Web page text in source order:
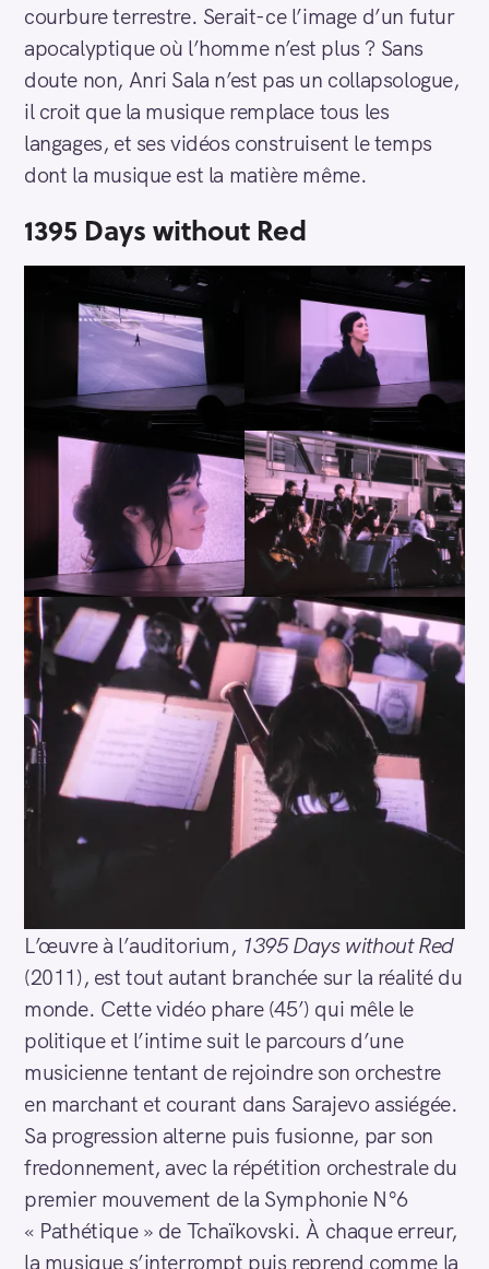
courbure terrestre. Serait-ce l’image d’un futur
apocalyptique où l’homme n’est plus ? Sans
doute non, Anri Sala n’est pas un collapsologue,
il croit que la musique remplace tous les
langages, et ses vidéos construisent le temps
dont la musique est la matière même.
1395 Days without Red
L’œuvre à l’auditorium, 1395 Days without Red
(2011), est tout autant branchée sur la réalité du
monde. Cette vidéo phare (45’) qui mêle le
politique et l’intime suit le parcours d’une
musicienne tentant de rejoindre son orchestre
en marchant et courant dans Sarajevo assiégée.
Sa progression alterne puis fusionne, par son
fredonnement, avec la répétition orchestrale du
premier mouvement de la Symphonie N°6
« Pathétique » de Tchaïkovski. À chaque erreur,
la musique s’interrompt puis reprend comme la
S
e
a
c
h
f
r
: